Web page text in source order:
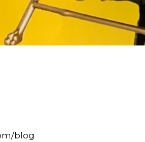
blog